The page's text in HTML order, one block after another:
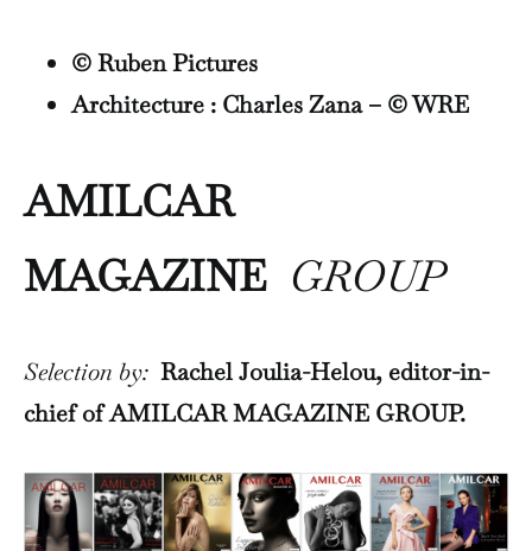
© Ruben Pictures
Architecture : Charles Zana – © WRE
AMILCAR
MAGAZINE GROUP
Selection by: Rachel Joulia-Helou, editor-in-
chief of AMILCAR MAGAZINE GROUP.